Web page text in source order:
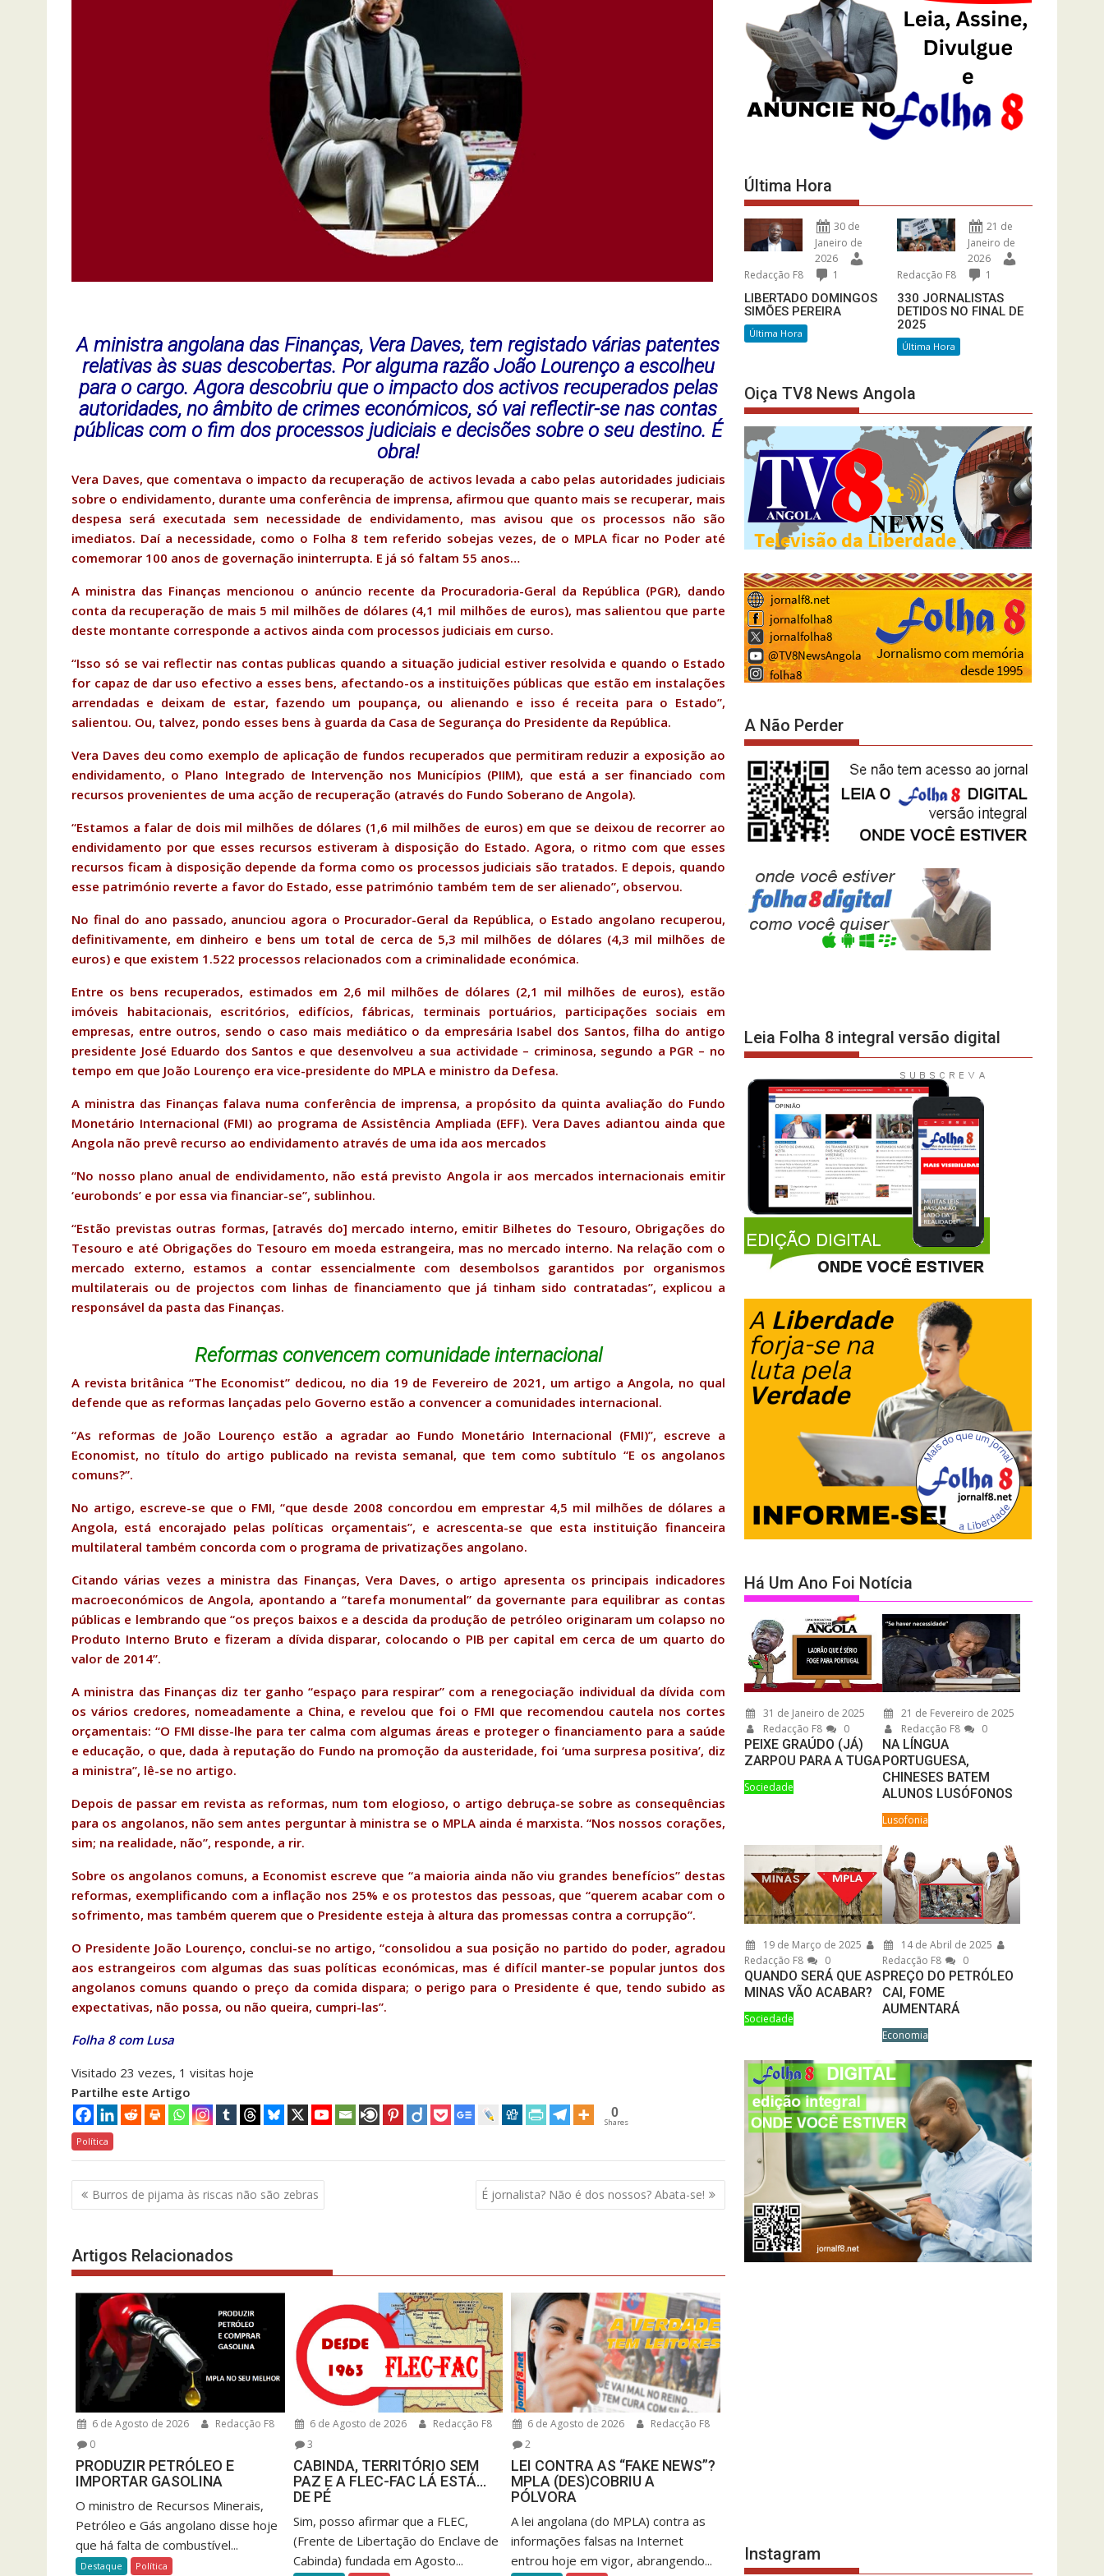
A ministra angolana das Finanças, Vera Daves, tem registado várias patentes
relativas às suas descobertas. Por alguma razão João Lourenço a escolheu
para o cargo. Agora descobriu que o impacto dos activos recuperados pelas
autoridades, no âmbito de crimes económicos, só vai reflectir-se nas contas
públicas com o fim dos processos judiciais e decisões sobre o seu destino. É
obra!
Vera Daves, que comentava o impacto da recuperação de activos levada a cabo pelas autoridades judiciais
sobre o endividamento, durante uma conferência de imprensa, afirmou que quanto mais se recuperar, mais
despesa será executada sem necessidade de endividamento, mas avisou que os processos não são
imediatos. Daí a necessidade, como o Folha 8 tem referido sobejas vezes, de o MPLA ficar no Poder até
comemorar 100 anos de governação ininterrupta. E já só faltam 55 anos…
A ministra das Finanças mencionou o anúncio recente da Procuradoria-Geral da República (PGR), dando
conta da recuperação de mais 5 mil milhões de dólares (4,1 mil milhões de euros), mas salientou que parte
deste montante corresponde a activos ainda com processos judiciais em curso.
“Isso só se vai reflectir nas contas publicas quando a situação judicial estiver resolvida e quando o Estado
for capaz de dar uso efectivo a esses bens, afectando-os a instituições públicas que estão em instalações
arrendadas e deixam de estar, fazendo um poupança, ou alienando e isso é receita para o Estado”,
salientou. Ou, talvez, pondo esses bens à guarda da Casa de Segurança do Presidente da República.
Vera Daves deu como exemplo de aplicação de fundos recuperados que permitiram reduzir a exposição ao
endividamento, o Plano Integrado de Intervenção nos Municípios (PIIM), que está a ser financiado com
recursos provenientes de uma acção de recuperação (através do Fundo Soberano de Angola).
“Estamos a falar de dois mil milhões de dólares (1,6 mil milhões de euros) em que se deixou de recorrer ao
endividamento por que esses recursos estiveram à disposição do Estado. Agora, o ritmo com que esses
recursos ficam à disposição depende da forma como os processos judiciais são tratados. E depois, quando
esse património reverte a favor do Estado, esse património também tem de ser alienado”, observou.
No final do ano passado, anunciou agora o Procurador-Geral da República, o Estado angolano recuperou,
definitivamente, em dinheiro e bens um total de cerca de 5,3 mil milhões de dólares (4,3 mil milhões de
euros) e que existem 1.522 processos relacionados com a criminalidade económica.
Entre os bens recuperados, estimados em 2,6 mil milhões de dólares (2,1 mil milhões de euros), estão
imóveis habitacionais, escritórios, edifícios, fábricas, terminais portuários, participações sociais em
empresas, entre outros, sendo o caso mais mediático o da empresária Isabel dos Santos, filha do antigo
presidente José Eduardo dos Santos e que desenvolveu a sua actividade – criminosa, segundo a PGR – no
tempo em que João Lourenço era vice-presidente do MPLA e ministro da Defesa.
A ministra das Finanças falava numa conferência de imprensa, a propósito da quinta avaliação do Fundo
Monetário Internacional (FMI) ao programa de Assistência Ampliada (EFF). Vera Daves adiantou ainda que
Angola não prevê recurso ao endividamento através de uma ida aos mercados
“No nosso plano anual de endividamento, não está previsto Angola ir aos mercados internacionais emitir
‘eurobonds’ e por essa via financiar-se”, sublinhou.
“Estão previstas outras formas, [através do] mercado interno, emitir Bilhetes do Tesouro, Obrigações do
Tesouro e até Obrigações do Tesouro em moeda estrangeira, mas no mercado interno. Na relação com o
mercado externo, estamos a contar essencialmente com desembolsos garantidos por organismos
multilaterais ou de projectos com linhas de financiamento que já tinham sido contratadas”, explicou a
responsável da pasta das Finanças.
Reformas convencem comunidade internacional
A revista britânica “The Economist” dedicou, no dia 19 de Fevereiro de 2021, um artigo a Angola, no qual
defende que as reformas lançadas pelo Governo estão a convencer a comunidades internacional.
“As reformas de João Lourenço estão a agradar ao Fundo Monetário Internacional (FMI)”, escreve a
Economist, no título do artigo publicado na revista semanal, que tem como subtítulo “E os angolanos
comuns?”.
No artigo, escreve-se que o FMI, “que desde 2008 concordou em emprestar 4,5 mil milhões de dólares a
Angola, está encorajado pelas políticas orçamentais”, e acrescenta-se que esta instituição financeira
multilateral também concorda com o programa de privatizações angolano.
Citando várias vezes a ministra das Finanças, Vera Daves, o artigo apresenta os principais indicadores
macroeconómicos de Angola, apontando a “tarefa monumental” da governante para equilibrar as contas
públicas e lembrando que “os preços baixos e a descida da produção de petróleo originaram um colapso no
Produto Interno Bruto e fizeram a dívida disparar, colocando o PIB per capital em cerca de um quarto do
valor de 2014”.
A ministra das Finanças diz ter ganho “espaço para respirar” com a renegociação individual da dívida com
os vários credores, nomeadamente a China, e revelou que foi o FMI que recomendou cautela nos cortes
orçamentais: “O FMI disse-lhe para ter calma com algumas áreas e proteger o financiamento para a saúde
e educação, o que, dada à reputação do Fundo na promoção da austeridade, foi ‘uma surpresa positiva’, diz
a ministra”, lê-se no artigo.
Depois de passar em revista as reformas, num tom elogioso, o artigo debruça-se sobre as consequências
para os angolanos, não sem antes perguntar à ministra se o MPLA ainda é marxista. “Nos nossos corações,
sim; na realidade, não”, responde, a rir.
Sobre os angolanos comuns, a Economist escreve que “a maioria ainda não viu grandes benefícios” destas
reformas, exemplificando com a inflação nos 25% e os protestos das pessoas, que “querem acabar com o
sofrimento, mas também querem que o Presidente esteja à altura das promessas contra a corrupção”.
O Presidente João Lourenço, conclui-se no artigo, “consolidou a sua posição no partido do poder, agradou
aos estrangeiros com algumas das suas políticas económicas, mas é difícil manter-se popular juntos dos
angolanos comuns quando o preço da comida dispara; o perigo para o Presidente é que, tendo subido as
expectativas, não possa, ou não queira, cumpri-las”.
Folha 8 com Lusa
Visitado 23 vezes, 1 visitas hoje
Partilhe este Artigo
0
Shares
Política
Navegação
de
Burros de pijama às riscas não são zebras É jornalista? Não é dos nossos? Abata-se!
Artigos Relacionados
6 de Agosto de 2026
Redacção F8
0
PRODUZIR PETRÓLEO E
IMPORTAR GASOLINA
O ministro de Recursos Minerais,
Petróleo e Gás angolano disse hoje
que há falta de combustível...
Destaque Política
6 de Agosto de 2026
Redacção F8
3
CABINDA, TERRITÓRIO SEM
PAZ E A FLEC-FAC LÁ ESTÁ…
DE PÉ
Sim, posso afirmar que a FLEC,
(Frente de Libertação do Enclave de
Cabinda) fundada em Agosto...
6 de Agosto de 2026
Redacção F8
2
LEI CONTRA AS “FAKE NEWS”?
MPLA (DES)COBRIU A
PÓLVORA
A lei angolana (do MPLA) contra as
informações falsas na Internet
entrou hoje em vigor, abrangendo...
Última Hora
30 de
Janeiro de
2026
Redacção F8
1
LIBERTADO DOMINGOS
SIMÕES PEREIRA
Última Hora
21 de
Janeiro de
2026
Redacção F8
1
330 JORNALISTAS
DETIDOS NO FINAL DE
2025
Última Hora
Oiça TV8 News Angola
A Não Perder
Leia Folha 8 integral versão digital
Há Um Ano Foi Notícia
31 de Janeiro de 2025
Redacção F8
0
PEIXE GRAÚDO (JÁ)
ZARPOU PARA A TUGA
Sociedade
21 de Fevereiro de 2025
Redacção F8
0
NA LÍNGUA
PORTUGUESA,
CHINESES BATEM
ALUNOS LUSÓFONOS
Lusofonia
19 de Março de 2025
Redacção F8
0
QUANDO SERÁ QUE AS
MINAS VÃO ACABAR?
Sociedade
14 de Abril de 2025
Redacção F8
0
PREÇO DO PETRÓLEO
CAI, FOME
AUMENTARÁ
Economia
Instagram